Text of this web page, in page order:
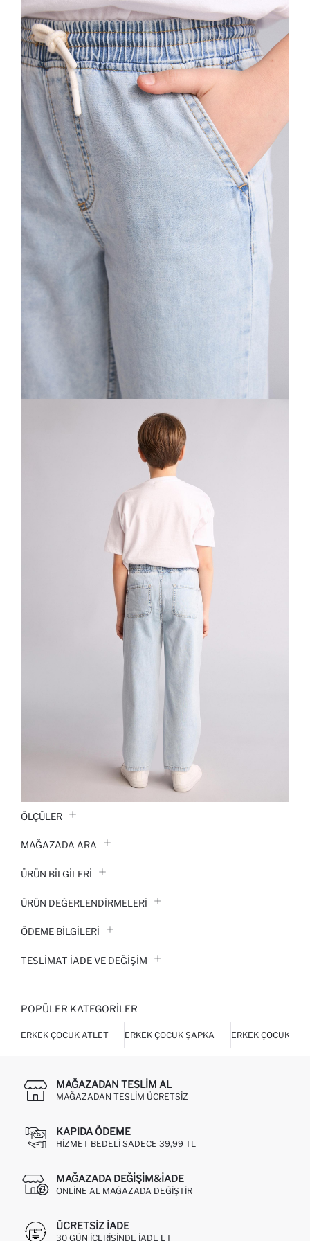
ÖLÇÜLER
MAĞAZADA ARA
ÜRÜN BILGILERI
ÜRÜN DEĞERLENDİRMELERİ
ÖDEME BİLGİLERİ
TESLIMAT İADE VE DEĞIŞIM
POPÜLER KATEGORILER
ERKEK ÇOCUK ATLET ERKEK ÇOCUK ŞAPKA ERKEK ÇOCUK
MAĞAZADAN TESLIM AL
MAĞAZADAN TESLIM ÜCRETSIZ
KAPIDA ÖDEME
HIZMET BEDELI SADECE 39,99 TL
MAĞAZADA DEĞIŞIM&İADE
ONLINE AL MAĞAZADA DEĞIŞTIR
ÜCRETSIZ IADE
30 GÜN IÇERISINDE IADE ET